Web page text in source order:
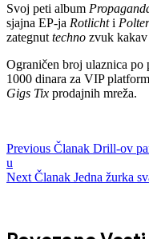
Svoj peti album
sjajna EP-ja Rotlichti
zategnut techno zvuk kakav
Ograničen broj ulaznica po
1000 dinara za VIP
Gigs Tix prodajnih mreža.
Previous Članak Drill-ov
u
Next Članak Jedna žurka